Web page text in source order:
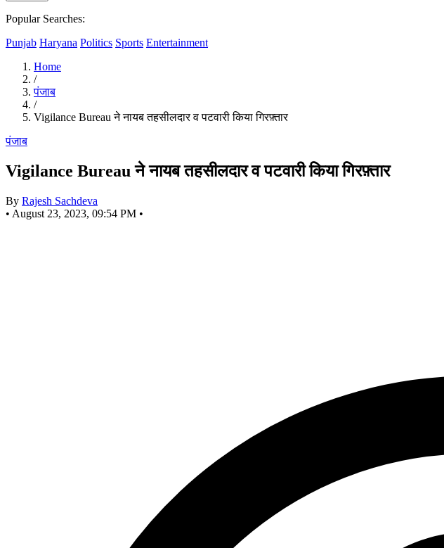
Popular Searches:
Punjab Haryana Politics Sports Entertainment
Home
/
पंजाब
/
Vigilance Bureau ने नायब तहसीलदार व पटवारी किया गिरफ़्तार
पंजाब
Vigilance Bureau ने नायब तहसीलदार व पटवारी किया गिरफ़्तार
By Rajesh Sachdeva
• August 23, 2023, 09:54 PM •